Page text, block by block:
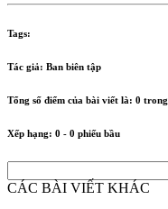
Tags:
Tác giả: Ban biên tập
Tổng số điểm của bài viết là: 0 trong
Xếp hạng: 0 - 0 phiếu bầu
CÁC BÀI VIẾT KHÁC